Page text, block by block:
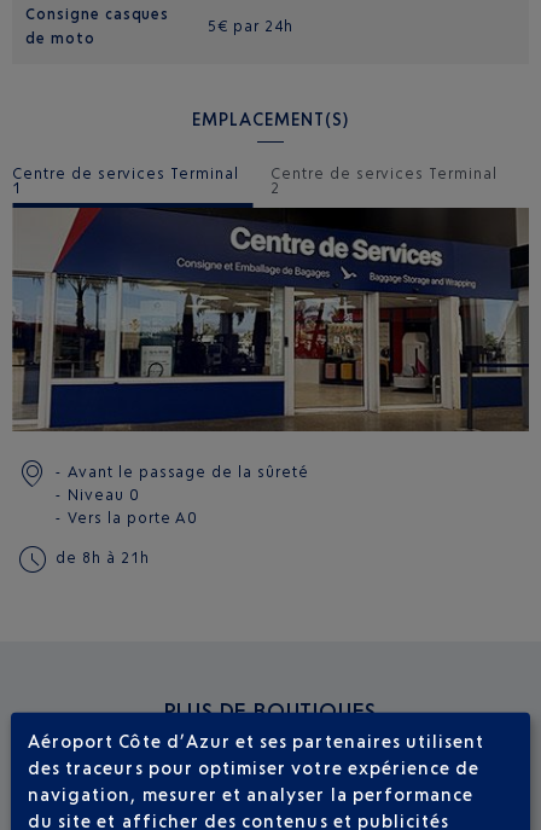
Consigne casques
de moto
5€ par 24h
EMPLACEMENT(S)
Centre de services Terminal
1
Centre de services Terminal
2
Avant le passage de la sûreté
Niveau 0
Vers la porteA0
de 8h à 21h
PLUS DE BOUTIQUES
TERMINAL 1 TERMINAL 2
Aéroport Côte d’Azur et ses partenaires utilisent
des traceurs pour optimiser votre expérience de
navigation, mesurer et analyser la performance
du site et afficher des contenus et publicités